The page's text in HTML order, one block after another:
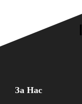
За Нас